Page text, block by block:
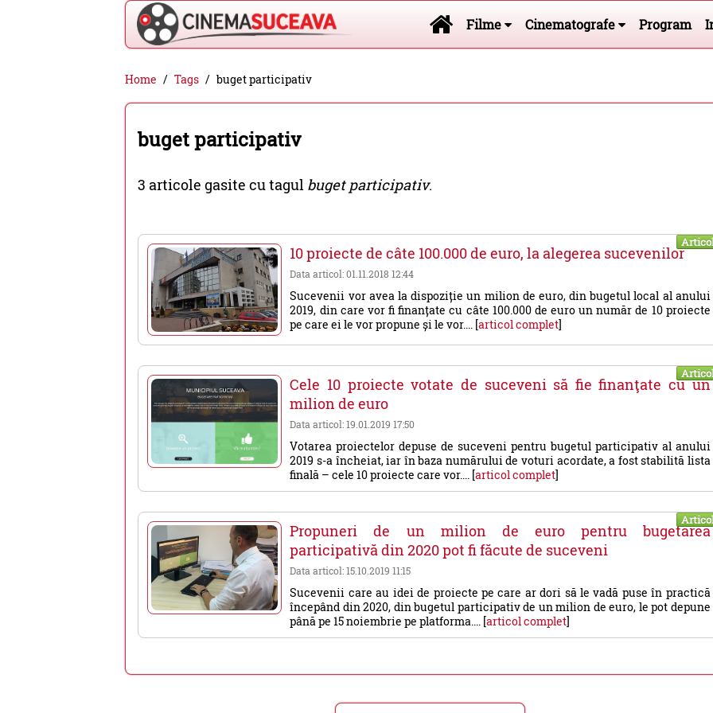
Cinema
Suceava
-
filme
cinema,
evenimente
din
Suceava
Filme Cinematografe Program
Home Tags buget participativ
buget participativ
3 articole gasite cu tagul buget participativ.
10 proiecte de câte 100.000 de euro, la alegerea sucevenilor
Data articol: 01.11.2018 12:44
Sucevenii vor avea la dispoziție un milion de euro, din bugetul local al anului
2019, din care vor fi finanțate cu câte 100.000 de euro un număr de 10 proiecte
pe care ei le vor propune și le vor.... [articol complet]
Cele 10 proiecte votate de suceveni să fie finanţate cu un
milion de euro
Data articol: 19.01.2019 17:50
Votarea proiectelor depuse de suceveni pentru bugetul participativ al anului
2019 s-a încheiat, iar în baza numărului de voturi acordate, a fost stabilită lista
finală – cele 10 proiecte care vor.... [articol complet]
Propuneri de un milion de euro pentru bugetarea
participativă din 2020 pot fi făcute de suceveni
Data articol: 15.10.2019 11:15
Sucevenii care au idei de proiecte pe care ar dori să le vadă puse în practică
începând din 2020, din bugetul participativ de un milion de euro, le pot depune
până pe 15 noiembrie pe platforma.... [articol complet]